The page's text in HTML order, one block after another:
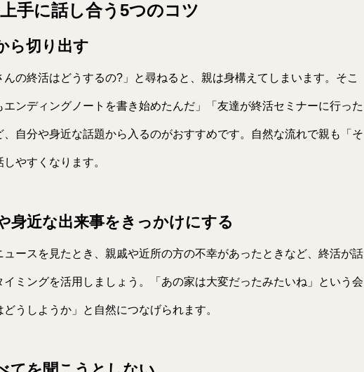
手に話し合う5つのコツ
ら切り出す
んの終活はどうするの?」と尋ねると、親は身構えてしまいます。そこ
エンディングノートを書き始めたんだ」「友達が終活セミナーに行った
、自分や身近な話題から入るのがおすすめです。自然な流れで親も「そ
やすくなります。
身近な出来事をきっかけにする
ュースを見たとき、親戚や近所の方の不幸があったときなど、終活が話
イミングを活用しましょう。「あの家は大変だったみたいね」という会
うしようか」と自然につなげられます。